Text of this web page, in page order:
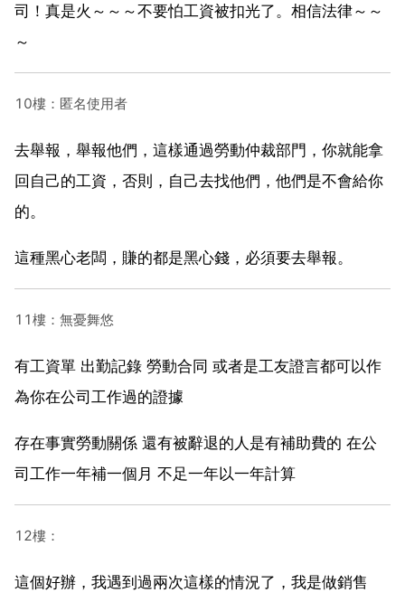
司！真是火～～～不要怕工資被扣光了。相信法律～～
～
10樓：匿名使用者
去舉報，舉報他們，這樣通過勞動仲裁部門，你就能拿
回自己的工資，否則，自己去找他們，他們是不會給你
的。
這種黑心老闆，賺的都是黑心錢，必須要去舉報。
11樓：無憂舞悠
有工資單 出勤記錄 勞動合同 或者是工友證言都可以作
為你在公司工作過的證據
存在事實勞動關係 還有被辭退的人是有補助費的 在公
司工作一年補一個月 不足一年以一年計算
12樓：
這個好辦，我遇到過兩次這樣的情況了，我是做銷售